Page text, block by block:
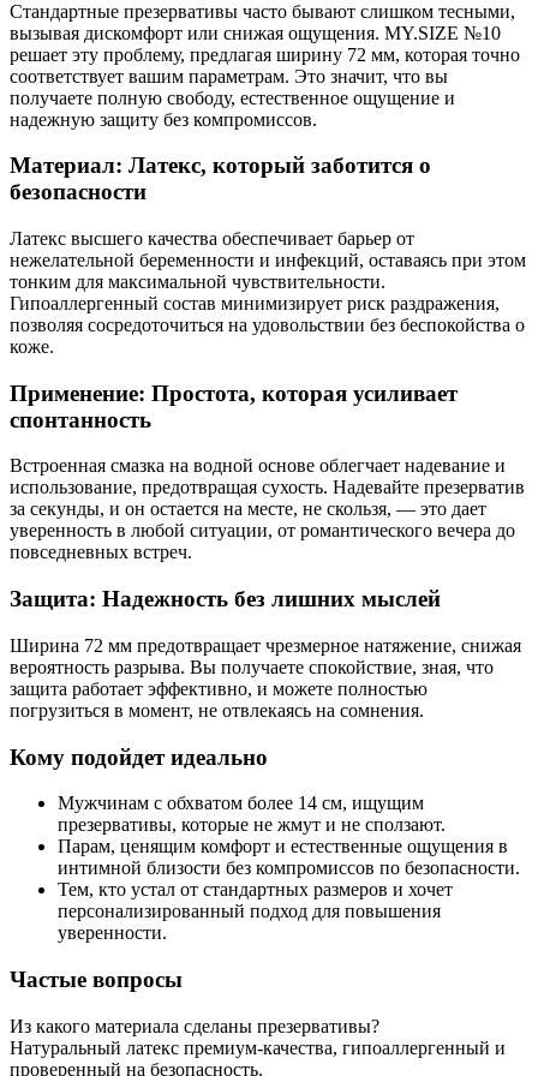
Стандартные презервативы часто бывают слишком тесными,
вызывая дискомфорт или снижая ощущения. MY.SIZE №10
решает эту проблему, предлагая ширину 72 мм, которая точно
соответствует вашим параметрам. Это значит, что вы
получаете полную свободу, естественное ощущение и
надежную защиту без компромиссов.
Материал: Латекс, который заботится о
безопасности
Латекс высшего качества обеспечивает барьер от
нежелательной беременности и инфекций, оставаясь при этом
тонким для максимальной чувствительности.
Гипоаллергенный состав минимизирует риск раздражения,
позволяя сосредоточиться на удовольствии без беспокойства о
коже.
Применение: Простота, которая усиливает
спонтанность
Встроенная смазка на водной основе облегчает надевание и
использование, предотвращая сухость. Надевайте презерватив
за секунды, и он остается на месте, не скользя, — это дает
уверенность в любой ситуации, от романтического вечера до
повседневных встреч.
Защита: Надежность без лишних мыслей
Ширина 72 мм предотвращает чрезмерное натяжение, снижая
вероятность разрыва. Вы получаете спокойствие, зная, что
защита работает эффективно, и можете полностью
погрузиться в момент, не отвлекаясь на сомнения.
Кому подойдет идеально
Мужчинам с обхватом более 14 см, ищущим
презервативы, которые не жмут и не сползают.
Парам, ценящим комфорт и естественные ощущения в
интимной близости без компромиссов по безопасности.
Тем, кто устал от стандартных размеров и хочет
персонализированный подход для повышения
уверенности.
Частые вопросы
Из какого материала сделаны презервативы?
Натуральный латекс премиум-качества, гипоаллергенный и
проверенный на безопасность.